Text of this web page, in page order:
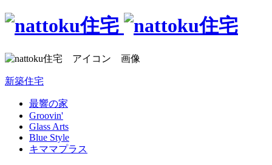
新築住宅
最響の家
Groovin'
Glass Arts
Blue Style
キママプラス